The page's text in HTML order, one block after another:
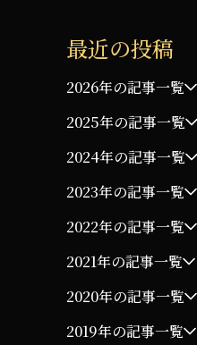
最近の投稿
2026年の記事一覧
2025年の記事一覧
2024年の記事一覧
2023年の記事一覧
2022年の記事一覧
2021年の記事一覧
2020年の記事一覧
2019年の記事一覧